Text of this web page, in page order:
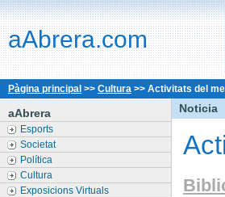
aAbrera.com
Pàgina principal >> Cultura >> Activitats del
aAbrera
Esports
Societat
Política
Cultura
Exposicions Virtuals
Noticia